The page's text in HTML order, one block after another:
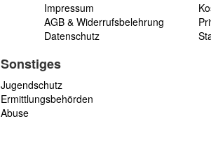
Impressum
AGB & Widerrufsbelehrung
Datenschutz
Sonstiges
Jugendschutz
Ermittlungsbehörden
Abuse